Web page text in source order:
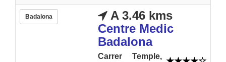
Badalona
A 3.46 kms
Centre Medic
Badalona
Carrer Temple,